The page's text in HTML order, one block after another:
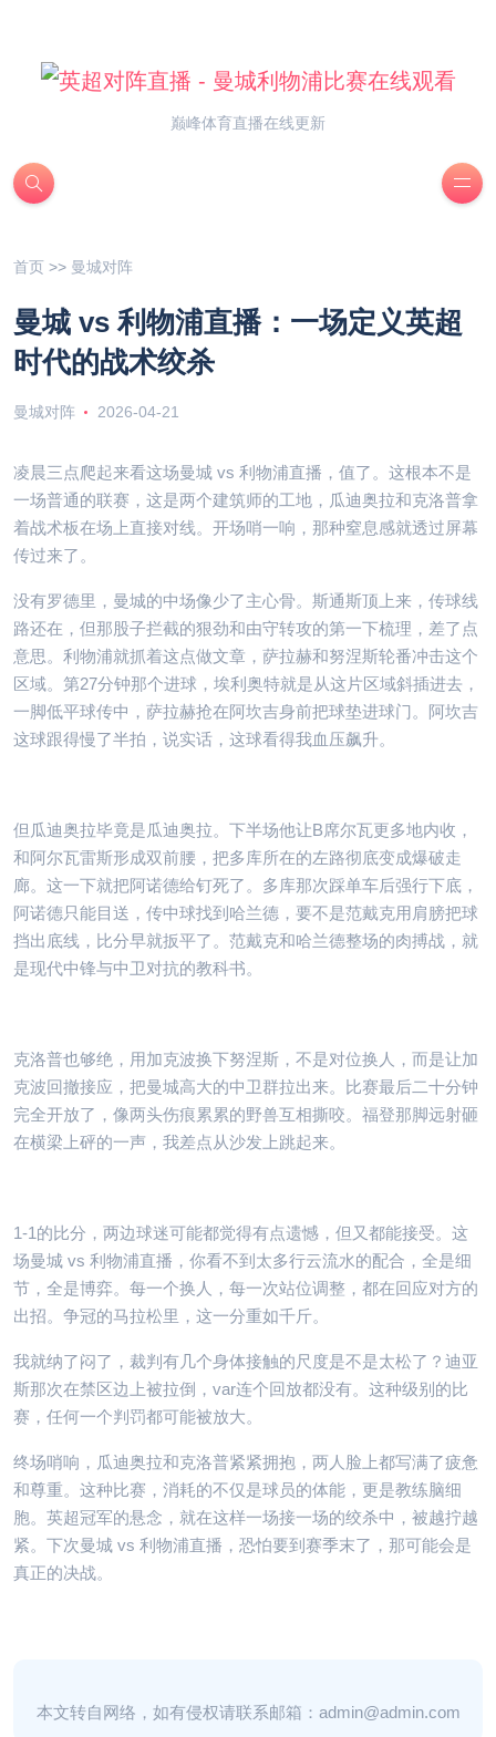
巅峰体育直播在线更新
首页 >> 曼城对阵
曼城 vs 利物浦直播：一场定义英超
时代的战术绞杀
曼城对阵 2026-04-21
凌晨三点爬起来看这场曼城 vs 利物浦直播，值了。这根本不是
一场普通的联赛，这是两个建筑师的工地，瓜迪奥拉和克洛普拿
着战术板在场上直接对线。开场哨一响，那种窒息感就透过屏幕
传过来了。
没有罗德里，曼城的中场像少了主心骨。斯通斯顶上来，传球线
路还在，但那股子拦截的狠劲和由守转攻的第一下梳理，差了点
意思。利物浦就抓着这点做文章，萨拉赫和努涅斯轮番冲击这个
区域。第27分钟那个进球，埃利奥特就是从这片区域斜插进去，
一脚低平球传中，萨拉赫抢在阿坎吉身前把球垫进球门。阿坎吉
这球跟得慢了半拍，说实话，这球看得我血压飙升。
但瓜迪奥拉毕竟是瓜迪奥拉。下半场他让B席尔瓦更多地内收，
和阿尔瓦雷斯形成双前腰，把多库所在的左路彻底变成爆破走
廊。这一下就把阿诺德给钉死了。多库那次踩单车后强行下底，
阿诺德只能目送，传中球找到哈兰德，要不是范戴克用肩膀把球
挡出底线，比分早就扳平了。范戴克和哈兰德整场的肉搏战，就
是现代中锋与中卫对抗的教科书。
克洛普也够绝，用加克波换下努涅斯，不是对位换人，而是让加
克波回撤接应，把曼城高大的中卫群拉出来。比赛最后二十分钟
完全开放了，像两头伤痕累累的野兽互相撕咬。福登那脚远射砸
在横梁上砰的一声，我差点从沙发上跳起来。
1-1的比分，两边球迷可能都觉得有点遗憾，但又都能接受。这
场曼城 vs 利物浦直播，你看不到太多行云流水的配合，全是细
节，全是博弈。每一个换人，每一次站位调整，都在回应对方的
出招。争冠的马拉松里，这一分重如千斤。
我就纳了闷了，裁判有几个身体接触的尺度是不是太松了？迪亚
斯那次在禁区边上被拉倒，var连个回放都没有。这种级别的比
赛，任何一个判罚都可能被放大。
终场哨响，瓜迪奥拉和克洛普紧紧拥抱，两人脸上都写满了疲惫
和尊重。这种比赛，消耗的不仅是球员的体能，更是教练脑细
胞。英超冠军的悬念，就在这样一场接一场的绞杀中，被越拧越
紧。下次曼城 vs 利物浦直播，恐怕要到赛季末了，那可能会是
真正的决战。
本文转自网络，如有侵权请联系邮箱：admin@admin.com